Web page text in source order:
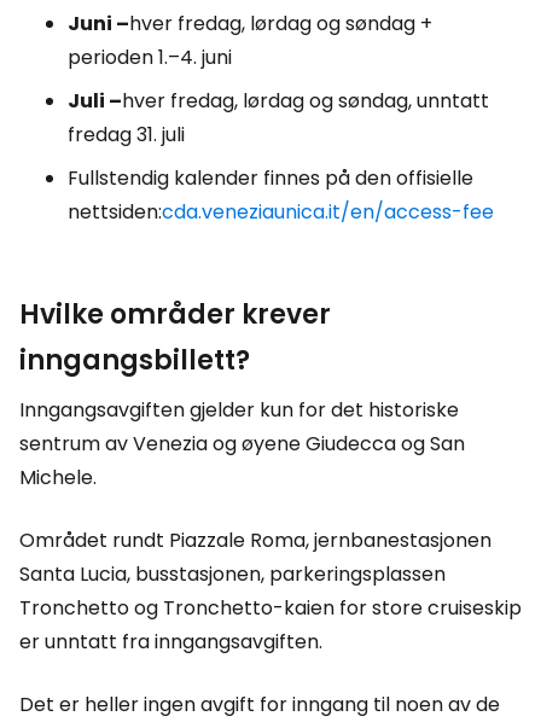
Juni –hver fredag, lørdag og søndag +
perioden 1.–4. juni
Juli –hver fredag, lørdag og søndag, unntatt
fredag 31. juli
Fullstendig kalender finnes på den offisielle
nettsiden:cda.veneziaunica.it/en/access-fee
Hvilke områder krever
inngangsbillett?
Inngangsavgiften gjelder kun for det historiske
sentrum av Venezia og øyene Giudecca og San
Michele.
Området rundt Piazzale Roma, jernbanestasjonen
Santa Lucia, busstasjonen, parkeringsplassen
Tronchetto og Tronchetto-kaien for store cruiseskip
er unntatt fra inngangsavgiften.
Det er heller ingen avgift for inngang til noen av de